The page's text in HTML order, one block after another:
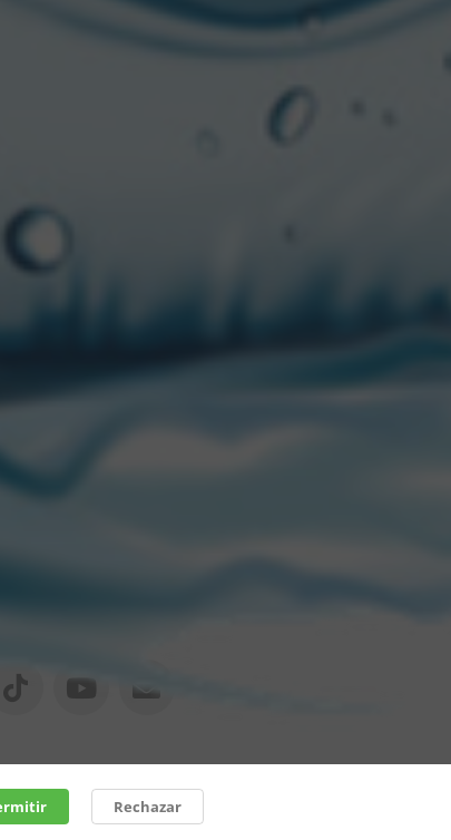
fue realizada
en botellas
Milwaukee.
del sabor
categoría,
e
de
intensa, un
Rechazar